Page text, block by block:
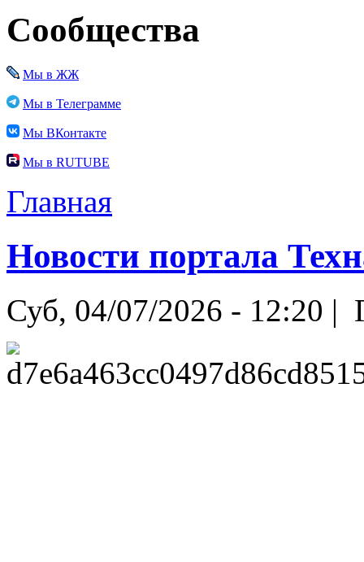
Сообщества
Мы в ЖЖ
Мы в Телеграмме
Мы ВКонтакте
Мы в RUTUBE
Главная
Новости портала
Суб, 04/07/2026 - 12:20 |